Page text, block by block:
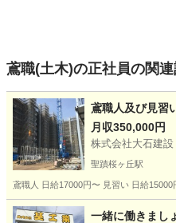
鳶職(土木)の正社員の関
鳶職人及び見習
月収350,000円
株式会社大石建設
聖蹟桜ヶ丘駅
鳶職人 日給17000円〜 見習い 日給
東京 多摩市 聖蹟桜ヶ丘駅
一緒に働きまし